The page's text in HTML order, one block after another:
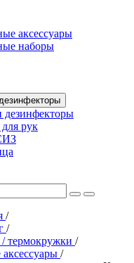
аксессуары
наборы
дезинфекторы
рук
/
/
термокружки /
/